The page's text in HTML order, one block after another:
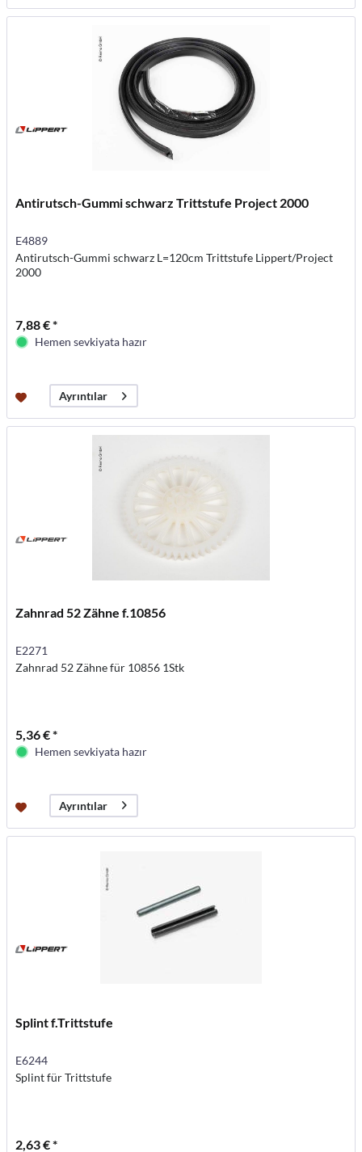
Antirutsch-Gummi schwarz Trittstufe Project 2000
E4889
Antirutsch-Gummi schwarz L=120cm Trittstufe Lippert/Project
2000
7,88 € *
Hemen sevkiyata hazır
Ayrıntılar
Zahnrad 52 Zähne f.10856
E2271
Zahnrad 52 Zähne für 10856 1Stk
5,36 € *
Hemen sevkiyata hazır
Ayrıntılar
Splint f.Trittstufe
E6244
Splint für Trittstufe
2,63 € *